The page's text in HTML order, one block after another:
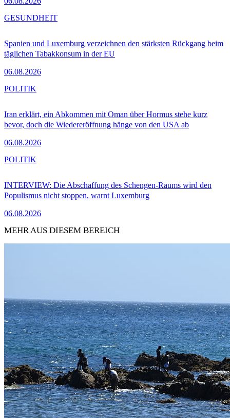
Spanien und Luxemburg verzeichnen den stärksten Rückgang beim
täglichen Tabakkonsum in der EU
06.08.2026
GESUNDHEIT
Iran erklärt, ein Abkommen mit Oman über Hormus stehe kurz
bevor, doch die Wiedereröffnung hänge von den USA ab
06.08.2026
POLITIK
INTERVIEW: Die Abschaffung des Schengen-Raums wird den
Populismus nicht stoppen, warnt Luxemburg
06.08.2026
POLITIK
MEHR AUS DIESEM BEREICH